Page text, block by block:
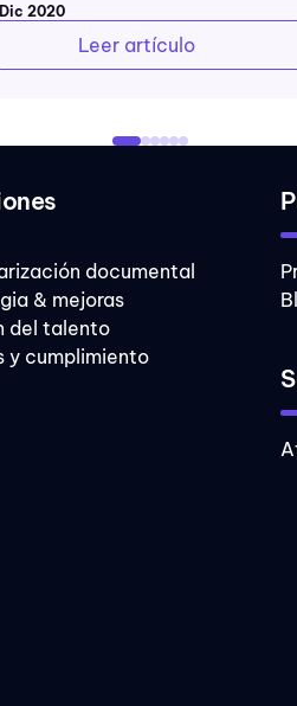
2020
Leer artículo
documental
& mejoras
del talento
y cumplimiento